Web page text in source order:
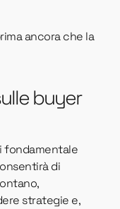
ancora che la
buyer
fondamentale
di
strategie e,